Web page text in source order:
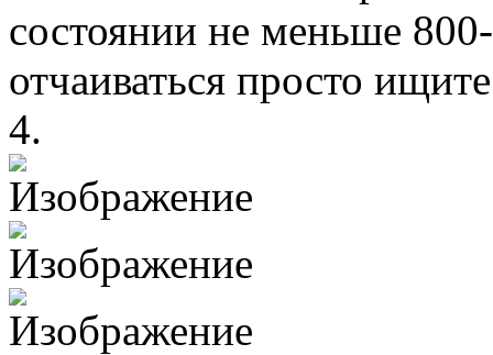
состоянии не меньше
отчаиваться просто
4.